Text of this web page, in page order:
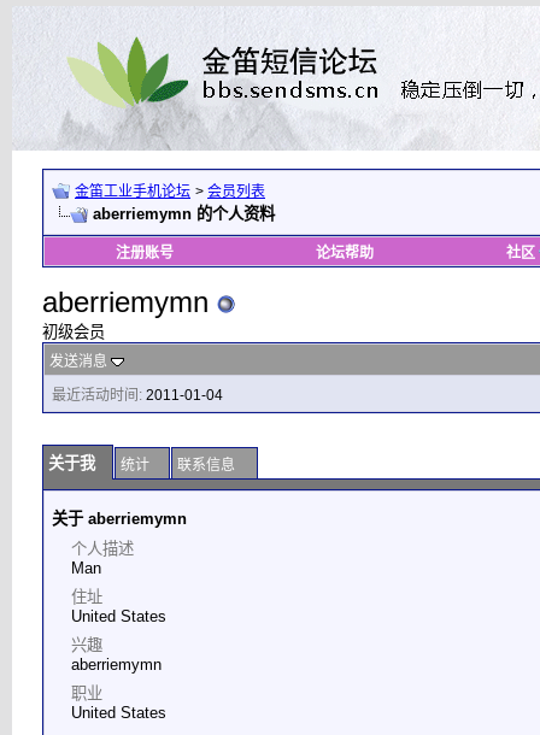
金笛工业手机论坛 > 会员列表
aberriemymn 的个人资料
注册账号 论坛帮助 社区
aberriemymn
初级会员
发送消息
最近活动时间: 2011-01-04
关于我 统计 联系信息
关于 aberriemymn
个人描述
Man
住址
United States
兴趣
aberriemymn
职业
United States